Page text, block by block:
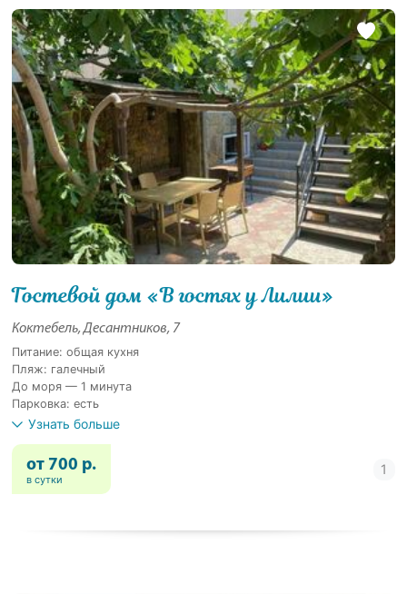
Гостевой дом «В гостях у Лилии»
Коктебель, Десантников, 7
Питание: общая кухня
Пляж: галечный
До моря — 1 минута
Парковка: есть
Узнать больше
от 700 р.
в сутки